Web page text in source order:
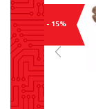
- 15%